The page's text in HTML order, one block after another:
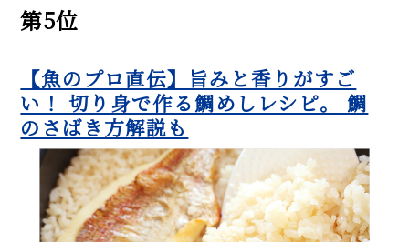
第5位
【魚のプロ直伝】旨みと香りがすご
い！ 切り身で作る鯛めしレシピ。 鯛
のさばき方解説も